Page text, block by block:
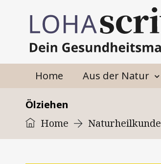
Home Aus der Natur
Ölziehen
Home
Naturheilkunde